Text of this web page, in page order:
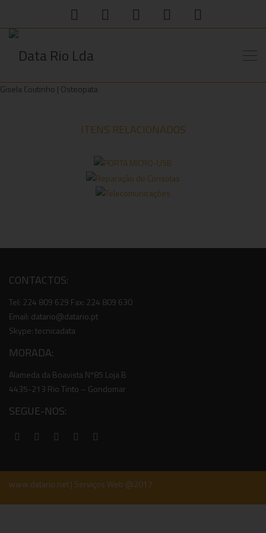
Gisela Coutinho | Osteopata
ITENS RELACIONADOS
PORTA
MICRO-USB
REPARAÇÃO DE
CONTACTOS:
Tel: 224 809 629 Fax: 224 809 630
Email: datario@datario.pt
Skype: tecnicadata
MORADA:
Alameda da Boavista Nº85 Loja B
4435-213 Rio Tinto – Gondomar
SEGUE-NOS:
www.datario.net | Serviços Web @2017